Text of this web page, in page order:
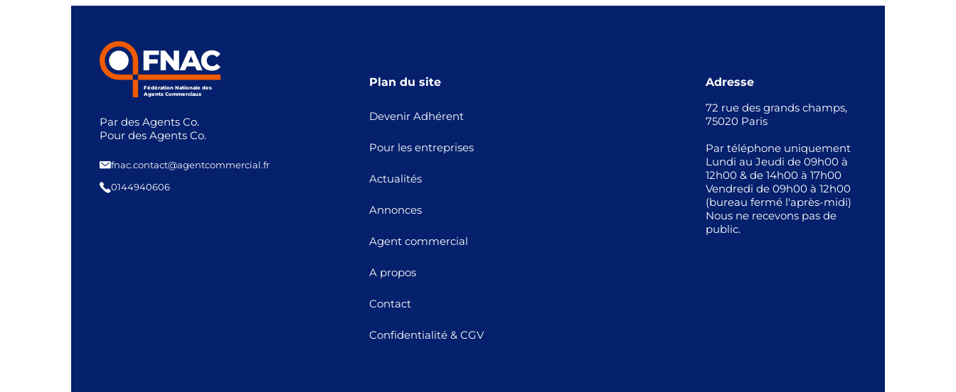
Fédération Nationale des
Agents Commerciaux
Par des Agents Co.
Pour des Agents Co.
fnac.contact@agentcommercial.fr
0144940606
Plan du site
Devenir Adhérent
Pour les entreprises
Actualités
Annonces
Agent commercial
A propos
Contact
Confidentialité & CGV
Adresse
72 rue des grands champs,
75020 Paris
Par téléphone uniquement
Lundi au Jeudi de 09h00 à
12h00 & de 14h00 à 17h00
Vendredi de 09h00 à 12h00
(bureau fermé l'après-midi)
Nous ne recevons pas de
public.